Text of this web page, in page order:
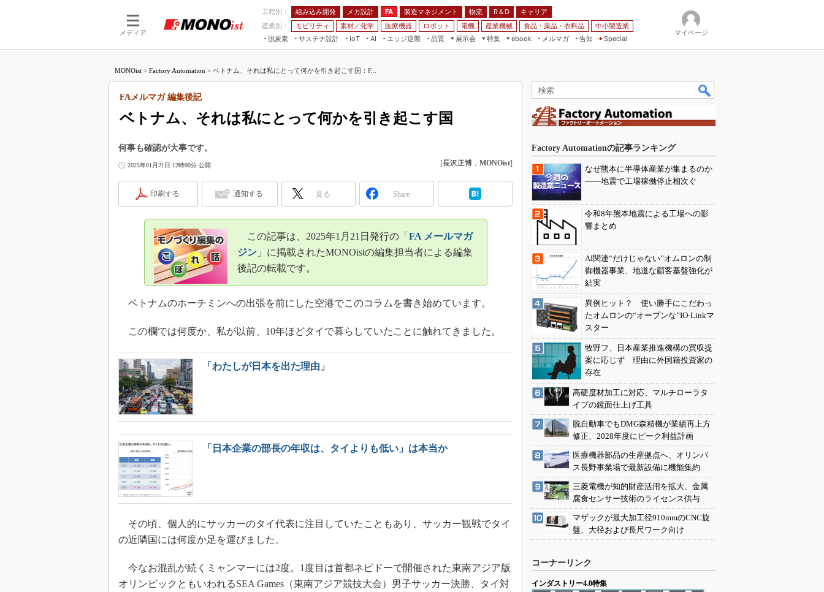
メディア
工程別： 組み込み開発 メカ設計 FA 製造マネジメント 物流 R＆D
キャリア
産業別：
モビリティ 素材／化学 医療機器 ロボット 電機 産業機械 食品・薬品・衣料品
中小製造業
脱炭素
サステナ設計
IoT
つながる工場
AI
AI×設備保全
エッジ逆襲 品質
展示会
JIMTOF
IIFES
EdgeTech+
日本ものづくりワールド
産業オープンネット展
特集
つながるクルマ
VR／AR
フィールドサービス
車載ソフト開発
ISO26262
無償設計ツール
デジタルツインとCAE
インダストリー4.0
イノベーション
海外生産
新型コロナへの対応
ebook
モビリティ
メルマガ
告知 Special
マイページ
MONOist > Factory Automation > ベトナム、それは私にとって何かを引き起こす国：F...
ベトナム、それは私にとって何かを引き起こす国
FAメルマガ 編集後記
何事も確認が大事です。
2025年01月21日 12時00分 公開 [長沢正博 ， MONOist]
印刷する 通知する 見る Share
この記事は、2025年1月21日発行の「 FA メールマガ
ジン」に掲載されたMONOistの編集担当者による編集
後記の転載です。
ベトナムのホーチミンへの出張を前にした空港でこのコラムを書き始めています。
この欄では何度か、私が以前、10年ほどタイで暮らしていたことに触れてきました。
「わたしが日本を出た理由」
「日本企業の部長の年収は、タイよりも低い」は本当か
その頃、個人的にサッカーのタイ代表に注目していたこともあり、サッカー観戦でタイ
の近隣国には何度か足を運びました。
今なお混乱が続くミャンマーには2度。1度目は首都ネピドーで開催された東南アジア版
オリンピックともいわれるSEA Games（東南アジア競技大会）男子サッカー決勝、タイ対
Factory Automationの記事ランキング
なぜ熊本に半導体産業が集まるのか
――地震で工場稼働停止相次ぐ
令和8年熊本地震による工場への影
響まとめ
AI関連“だけじゃない”オムロンの制
御機器事業、地道な顧客基盤強化が
結実
異例ヒット？ 使い勝手にこだわっ
たオムロンの“オープンな”IO-Linkマ
スター
牧野フ、日本産業推進機構の買収提
案に応じず 理由に外国籍投資家の
存在
高硬度材加工に対応、マルチローラタ
イプの鏡面仕上げ工具
脱自動車でもDMG森精機が業績再上方
修正、2028年度にピーク利益計画
医療機器部品の生産拠点へ、オリンパ
ス長野事業場で最新設備に機能集約
三菱電機が知的財産活用を拡大、金属
腐食センサー技術のライセンス供与
マザックが最大加工径910mmのCNC旋
盤、大径および長尺ワーク向け
コーナーリンク
インダストリー4.0特集